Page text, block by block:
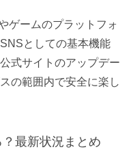
ゲームのプラットフォ
としての基本機能
式サイトのアップデー
の範囲内で安全に楽し
最新状況まとめ